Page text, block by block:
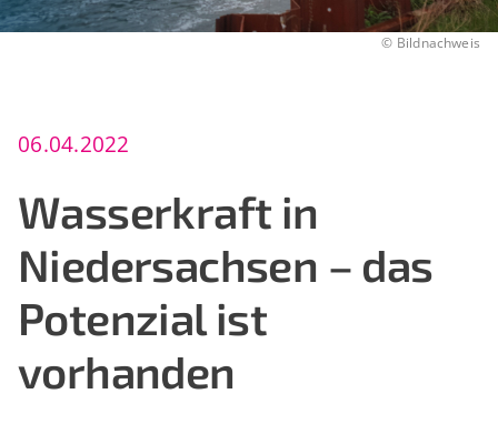
© Bildnachweis
06.04.2022
Wasserkraft in
Niedersachsen – das
Potenzial ist
vorhanden